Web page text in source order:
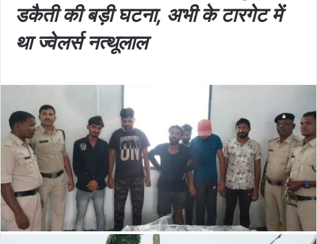
डकैती की बड़ी घटना, अभी के टारगेट में
था ज्वेलर्स नत्थूलाल